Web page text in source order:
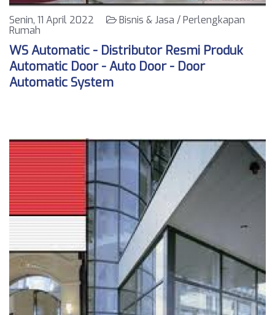
Senin, 11 April 2022
Bisnis & Jasa / Perlengkapan
Rumah
WS Automatic - Distributor Resmi Produk
Automatic Door - Auto Door - Door
Automatic System